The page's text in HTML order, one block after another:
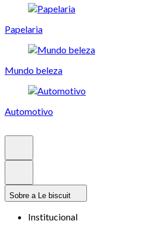
Papelaria
Mundo beleza
Automotivo
Sobre a Le biscuit
Institucional